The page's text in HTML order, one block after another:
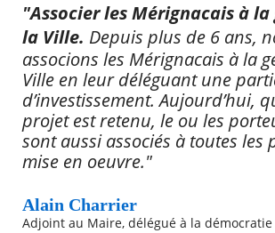
"Associer les Mérignacais à
la Ville. Depuis plus de 6 ans,
associons les Mérignacais à la
Ville en leur déléguant une
d’investissement. Aujourd’hui,
projet est retenu, le ou les
sont aussi associés à toutes les
mise en oeuvre."
Alain Charrier
Adjoint au Maire, délégué à la